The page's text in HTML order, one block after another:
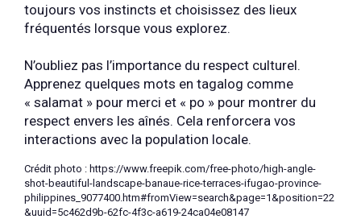
toujours vos instincts et choisissez des lieux
fréquentés lorsque vous explorez.
N’oubliez pas l’importance du respect culturel.
Apprenez quelques mots en tagalog comme
« salamat » pour merci et « po » pour montrer du
respect envers les aînés. Cela renforcera vos
interactions avec la population locale.
Crédit photo : https://www.freepik.com/free-photo/high-angle-
shot-beautiful-landscape-banaue-rice-terraces-ifugao-province-
philippines_9077400.htm#fromView=search&page=1&position=22
&uuid=5c462d9b-62fc-4f3c-a619-24ca04e08147